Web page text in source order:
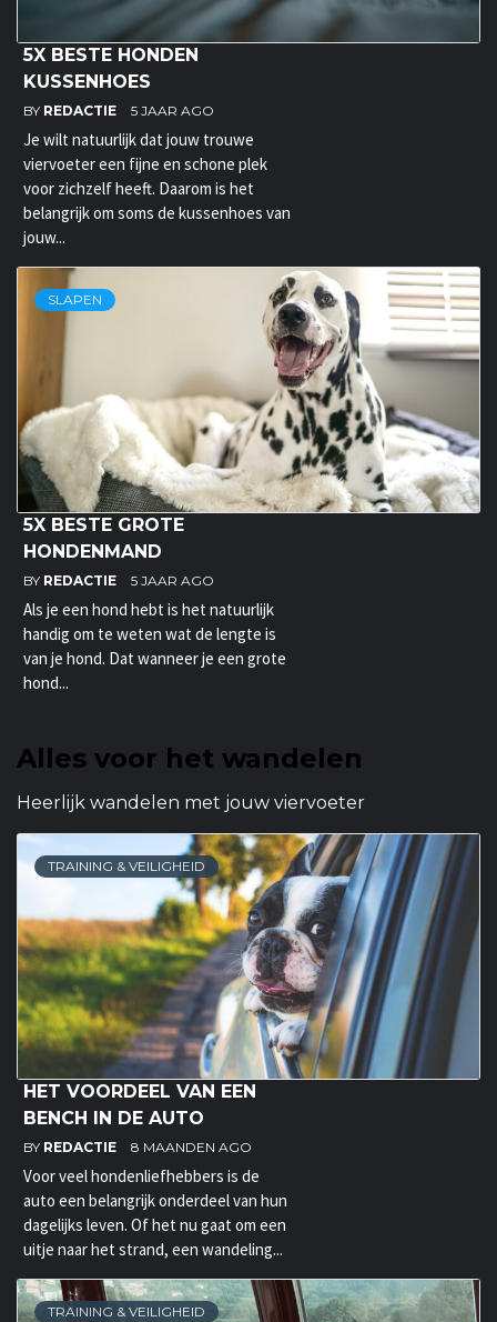
5X BESTE HONDEN
KUSSENHOES
BY REDACTIE 5 JAAR AGO
Je wilt natuurlijk dat jouw trouwe
viervoeter een fijne en schone plek
voor zichzelf heeft. Daarom is het
belangrijk om soms de kussenhoes van
jouw...
SLAPEN
5X BESTE GROTE
HONDENMAND
BY REDACTIE 5 JAAR AGO
Als je een hond hebt is het natuurlijk
handig om te weten wat de lengte is
van je hond. Dat wanneer je een grote
hond...
Alles voor het wandelen
Heerlijk wandelen met jouw viervoeter
TRAINING & VEILIGHEID
HET VOORDEEL VAN EEN
BENCH IN DE AUTO
BY REDACTIE 8 MAANDEN AGO
Voor veel hondenliefhebbers is de
auto een belangrijk onderdeel van hun
dagelijks leven. Of het nu gaat om een
uitje naar het strand, een wandeling...
TRAINING & VEILIGHEID